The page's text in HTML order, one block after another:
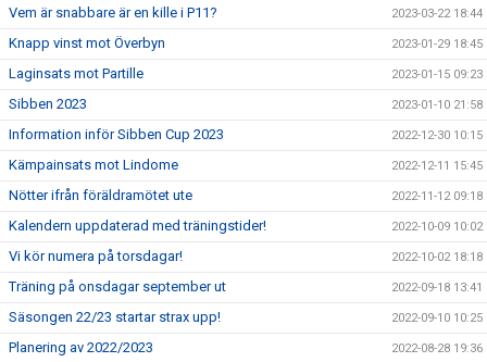
Vem är snabbare är en kille i P11? 2023-03-22 18:44
Knapp vinst mot Överbyn 2023-01-29 18:45
Laginsats mot Partille 2023-01-15 09:23
Sibben 2023 2023-01-10 21:58
Information inför Sibben Cup 2023 2022-12-30 10:15
Kämpainsats mot Lindome 2022-12-11 15:45
Nötter ifrån föräldramötet ute 2022-11-12 09:18
Kalendern uppdaterad med träningstider! 2022-10-09 10:02
Vi kör numera på torsdagar! 2022-10-02 18:18
Träning på onsdagar september ut 2022-09-18 13:41
Säsongen 22/23 startar strax upp! 2022-09-10 10:25
Planering av 2022/2023 2022-08-28 19:36